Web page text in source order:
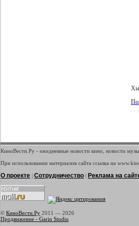
КиноВести.Ру - ежедневные новости кино, новости
При использовании материалов сайта ссылка на
О проекте | Сотрудничество | Реклама на
© КиноВести.Ру 2011 — 2026
Продвижение - Garin Studio